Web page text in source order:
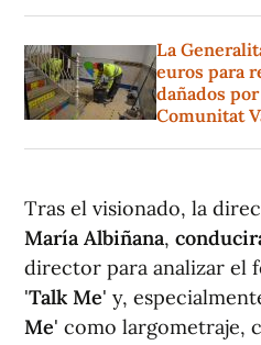
La
euros para
dañados
Comunitat
Tras el visionado, la
María Albiñana,
director para analizar el
'Talk Me' y,
Me' como largometraje,